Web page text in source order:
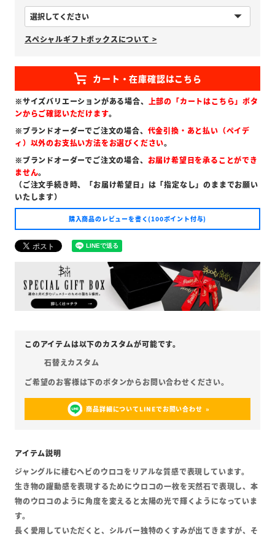
必
須
)
スペシャルギフトボックスについて >
※サイズバリエーションがある場合、 上部の「カートはこちら」ボタ
ンからご確認いただけます。
※ブランドオーダーでご注文の場合、 代金引換・あと払い（ペイデ
ィ）以外のお支払い方法をお選びください。
※ブランドオーダーでご注文の場合、 お届け希望日を承ることができ
ません。
（ご注文手続き時、「お届け希望日」は「指定なし」のままでお願い
いたします）
購入商品のレビューを書く(100ポイント付与)
石替えカスタム
商品詳細についてLINEでお問い合わせ
ジャングルに棲むヘビのウロコをリアルな質感で表現しています。
生き物の躍動感を表現するためにウロコの一枚を天然石で表現し、本
物のウロコのように角度を変えると太陽の光で輝くようになっていま
す。
長く愛用していただくと、シルバー独特のくすみが出てきますが、そ